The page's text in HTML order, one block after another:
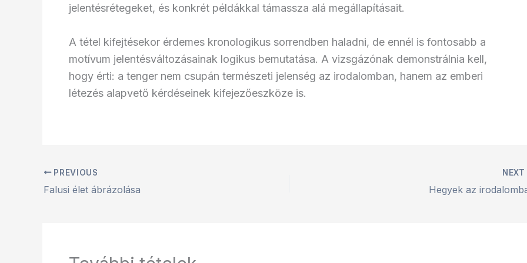
jelentésrétegeket, és konkrét példákkal támassza alá megállapításait.
A tétel kifejtésekor érdemes kronologikus sorrendben haladni, de ennél is fontosabb a
motívum jelentésváltozásainak logikus bemutatása. A vizsgázónak demonstrálnia kell,
hogy érti: a tenger nem csupán természeti jelenség az irodalomban, hanem az emberi
létezés alapvető kérdéseinek kifejezőeszköze is.
PREVIOUS
Falusi élet ábrázolása
NEXT
Hegyek az